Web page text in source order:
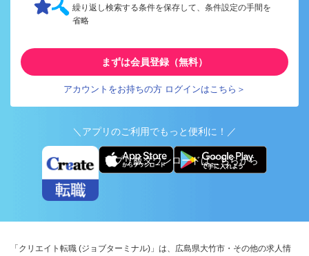
繰り返し検索する条件を保存して、条件設定の手間を
省略
まずは会員登録（無料）
アカウントをお持ちの方 ログインはこちら＞
＼アプリのご利用でもっと便利に！／
アプリ版ダウンロードはこちらから
「クリエイト転職 (ジョブターミナル)」は、広島県大竹市・その他の求人情